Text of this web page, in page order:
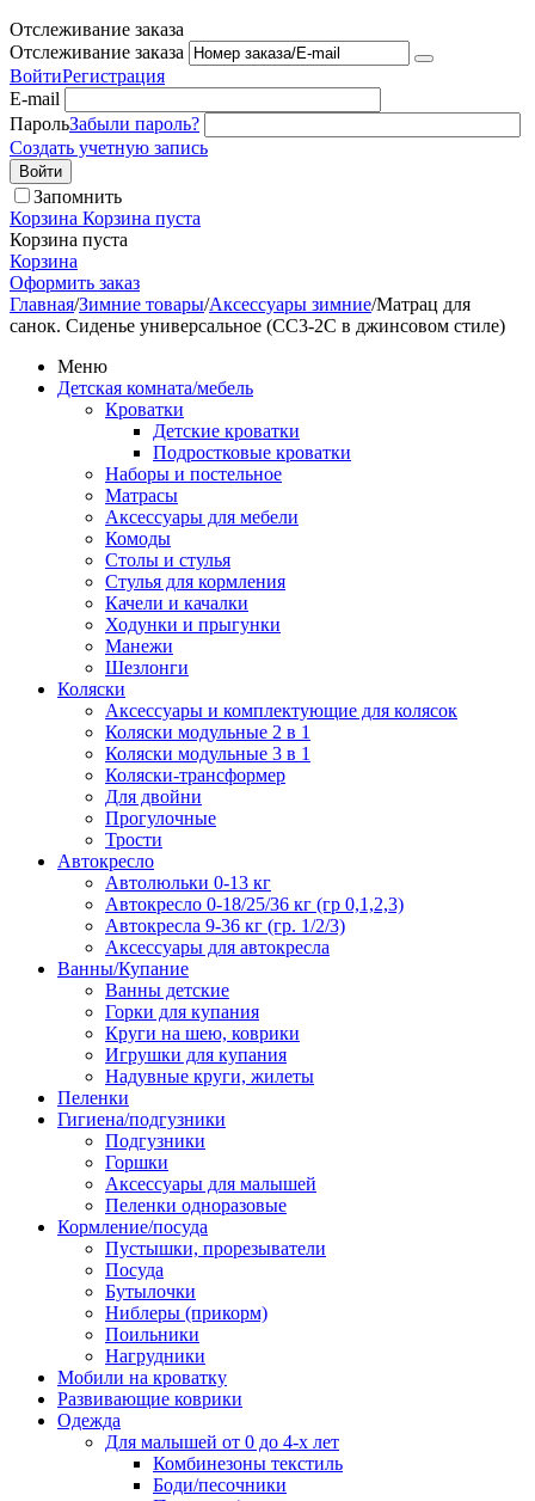
Отслеживание заказа
Отслеживание заказа
ВойтиРегистрация
E-mail
ПарольЗабыли пароль?
Создать учетную запись
Войти
Запомнить
Корзина Корзина пуста
Корзина пуста
Корзина
Оформить заказ
Главная/Зимние товары/Аксессуары зимние/Матрац для
санок. Сиденье универсальное (СС3-2С в джинсовом стиле)
Меню
Детская комната/мебель
Кроватки
Детские кроватки
Подростковые кроватки
Наборы и постельное
Матрасы
Аксессуары для мебели
Комоды
Столы и стулья
Стулья для кормления
Качели и качалки
Ходунки и прыгунки
Манежи
Шезлонги
Коляски
Аксессуары и комплектующие для колясок
Коляски модульные 2 в 1
Коляски модульные 3 в 1
Коляски-трансформер
Для двойни
Прогулочные
Трости
Автокресло
Автолюльки 0-13 кг
Автокресло 0-18/25/36 кг (гр 0,1,2,3)
Автокресла 9-36 кг (гр. 1/2/3)
Аксессуары для автокресла
Ванны/Купание
Ванны детские
Горки для купания
Круги на шею, коврики
Игрушки для купания
Надувные круги, жилеты
Пеленки
Гигиена/подгузники
Подгузники
Горшки
Аксессуары для малышей
Пеленки одноразовые
Кормление/посуда
Пустышки, прорезыватели
Посуда
Бутылочки
Ниблеры (прикорм)
Поильники
Нагрудники
Мобили на кроватку
Развивающие коврики
Одежда
Для малышей от 0 до 4-х лет
Комбинезоны текстиль
Боди/песочники